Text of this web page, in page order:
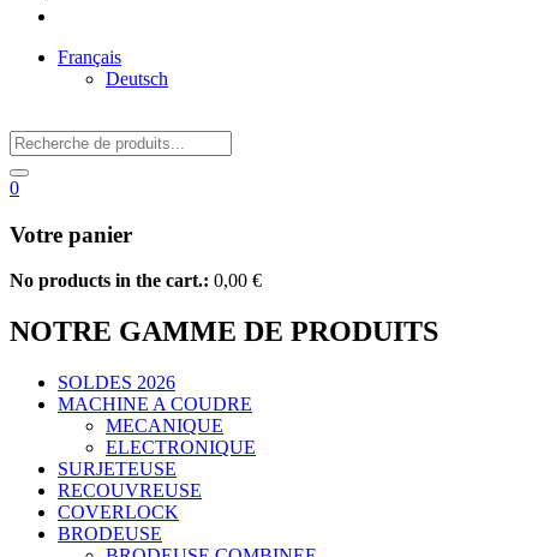
Français
Deutsch
0
Votre panier
No products in the cart.: 0,00 €
NOTRE GAMME DE PRODUITS
SOLDES 2026
MACHINE A COUDRE
MECANIQUE
ELECTRONIQUE
SURJETEUSE
RECOUVREUSE
COVERLOCK
BRODEUSE